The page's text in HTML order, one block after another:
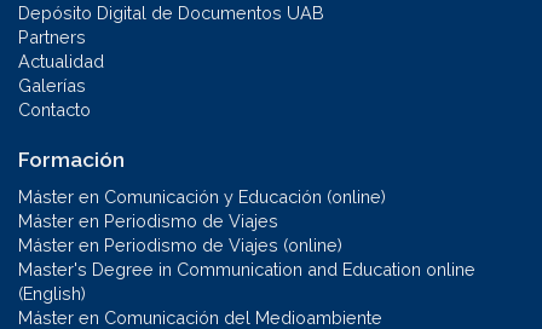
Depósito Digital de Documentos UAB
Partners
Actualidad
Galerías
Contacto
Formación
Máster en Comunicación y Educación (online)
Máster en Periodismo de Viajes
Máster en Periodismo de Viajes (online)
Master's Degree in Communication and Education online
(English)
Máster en Comunicación del Medioambiente